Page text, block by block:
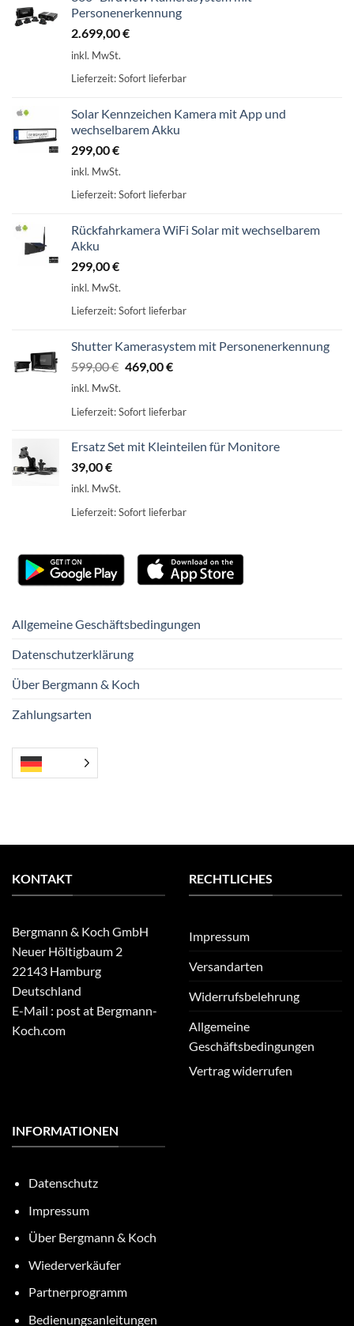
Personenerkennung
2.699,00€
inkl. MwSt.
Lieferzeit:Sofort lieferbar
Solar Kennzeichen Kamera mit App und
wechselbarem Akku
299,00€
inkl. MwSt.
Lieferzeit:Sofort lieferbar
Rückfahrkamera WiFi Solar mit wechselbarem
Akku
299,00€
inkl. MwSt.
Lieferzeit:Sofort lieferbar
Shutter Kamerasystem mit Personenerkennung
599,00€ Ursprünglicher
599,00 €
469,00€Aktueller
469,00 €.
inkl. MwSt.
Lieferzeit:Sofort lieferbar
Ersatz Set mit Kleinteilen für Monitore
39,00€
inkl. MwSt.
Lieferzeit:Sofort lieferbar
Allgemeine Geschäftsbedingungen
Datenschutzerklärung
Über Bergmann & Koch
Zahlungsarten
KONTAKT
Bergmann & Koch GmbH
Neuer Höltigbaum 2
22143 Hamburg
Deutschland
E-Mail : post at Bergmann-
Koch.com
RECHTLICHES
Impressum
Versandarten
Widerrufsbelehrung
Allgemeine
Geschäftsbedingungen
Vertrag widerrufen
INFORMATIONEN
Datenschutz
Impressum
Über Bergmann & Koch
Wiederverkäufer
Partnerprogramm
Bedienungsanleitungen